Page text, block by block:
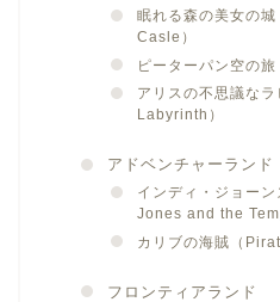
眠れる森の美女の
Casle）
ピーターパン空の
アリスの不思議な
Labyrinth）
アドベンチャーランド
インディ・ジョー
Jones and the
カリブの海賊（
フロンティアランド